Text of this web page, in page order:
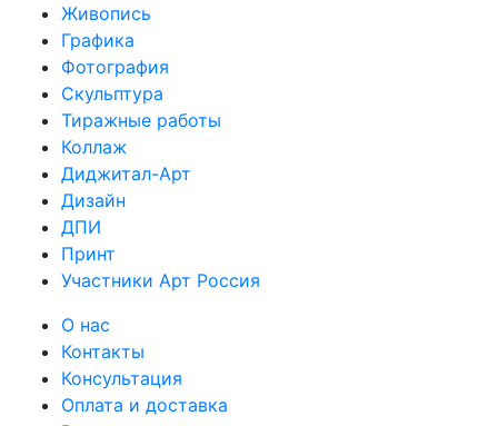
Живопись
Графика
Фотография
Скульптура
Тиражные работы
Коллаж
Диджитал-Арт
Дизайн
ДПИ
Принт
Участники Арт Россия
О нас
Контакты
Консультация
Оплата и доставка